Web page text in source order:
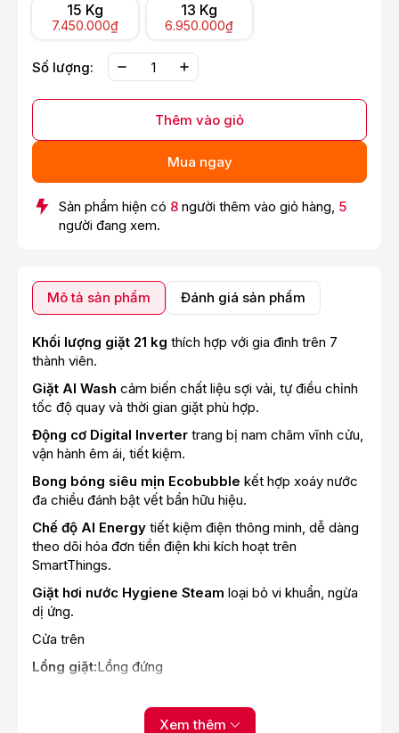
15 Kg
7.450.000₫
13 Kg
6.950.000₫
Số lượng:
Thêm vào giỏ
Mua ngay
Sản phẩm hiện có 8 người thêm vào giỏ hàng, 5
người đang xem.
Mô tả sản phẩm Đánh giá sản phẩm
Khối lượng giặt 21 kg thích hợp với gia đình trên 7
thành viên.
Giặt AI Wash cảm biến chất liệu sợi vải, tự điều chỉnh
tốc độ quay và thời gian giặt phù hợp.
Động cơ Digital Inverter trang bị nam châm vĩnh cửu,
vận hành êm ái, tiết kiệm.
Bong bóng siêu mịn Ecobubble kết hợp xoáy nước
đa chiều đánh bật vết bẩn hữu hiệu.
Chế độ AI Energy tiết kiệm điện thông minh, dễ dàng
theo dõi hóa đơn tiền điện khi kích hoạt trên
SmartThings.
Giặt hơi nước Hygiene Steam loại bỏ vi khuẩn, ngừa
dị ứng.
Cửa trên
Lồng giặt:Lồng đứng
Trên 7 người
Xem thêm